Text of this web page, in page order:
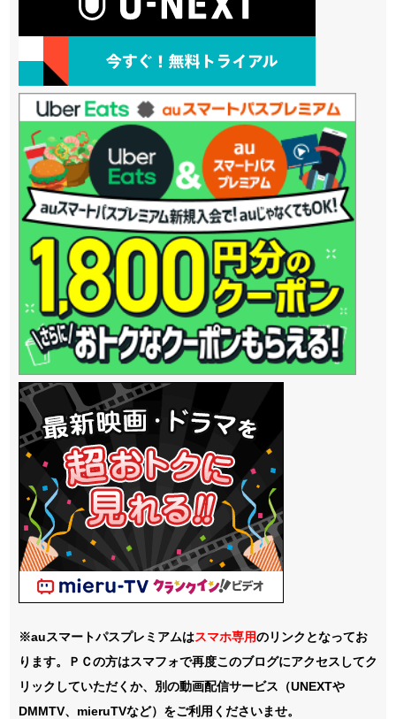
※auスマートパスプレミアムはスマホ専用のリンクとなってお
ります。ＰＣの方はスマフォで再度このブログにアクセスしてク
リックしていただくか、別の動画配信サービス（UNEXTや
DMMTV、mieruTVなど）をご利用くださいませ。